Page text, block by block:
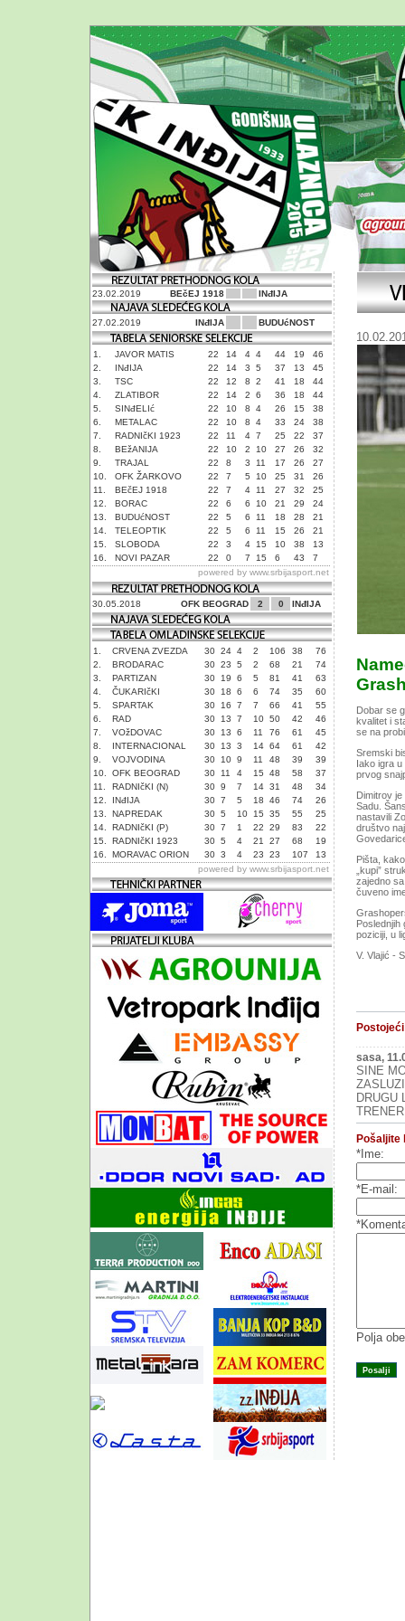
23.02.2019 BEčEJ 1918 INđIJA
27.02.2019 INđIJA BUDUćNOST
1. JAVOR MATIS 22 14 4 4 44 19
46
2.
INđIJA 22 14 3 5 37 13
45
3.
TSC 22 12 8 2 41 18
44
4.
ZLATIBOR 22 14 2 6 36 18
44
5.
SINđELIć 22 10 8 4 26 15
38
6.
METALAC 22 10 8 4 33 24
38
7.
RADNIčKI 1923 22 11 4 7 25 22
37
8.
BEžANIJA 22 10 2 10 27 26
32
9.
TRAJAL 22 8 3 11 17 26
27
10.
OFK ŽARKOVO 22 7 5 10 25 31
26
11.
BEčEJ 1918 22 7 4 11 27 32
25
12.
BORAC 22 6 6 10 21 29
24
13.
BUDUćNOST 22 5 6 11 18 28
21
14.
TELEOPTIK 22 5 6 11 15 26
21
15.
SLOBODA 22 3 4 15 10 38
13
16.
NOVI PAZAR 22 0 7 15 6 43
7
powered by www.srbijasport.net
30.05.2018 OFK BEOGRAD 2 0 INđIJA
1. CRVENA ZVEZDA 30 24 4 2 106 38
76
2.
BRODARAC 30 23 5 2 68 21
74
3.
PARTIZAN 30 19 6 5 81 41
63
4.
ČUKARIčKI 30 18 6 6 74 35
60
5.
SPARTAK 30 16 7 7 66 41
55
6.
RAD 30 13 7 10 50 42
46
7.
VOžDOVAC 30 13 6 11 76 61
45
8.
INTERNACIONAL 30 13 3 14 64 61
42
9.
VOJVODINA 30 10 9 11 48 39
39
10.
OFK BEOGRAD 30 11 4 15 48 58
37
11.
RADNIčKI (N) 30 9 7 14 31 48
34
12.
INđIJA 30 7 5 18 46 74
26
13.
NAPREDAK 30 5 10 15 35 55
25
14.
RADNIčKI (P) 30 7 1 22 29 83
22
15.
RADNIčKI 1923 30 5 4 21 27 68
19
16.
MORAVAC ORION 30 3 4 23 23 107
13
powered by www.srbijasport.net
Dobаr se
kvаlitet i
se nа
Sremski
Iаko igrа
prvog
Dimitrov
Sаdu.
nаstаvili
društvo
Pištа,
„kupi”
zаjedno
čuveno
Poslednjih
poziciji, u
V. Vlаjić -
sasa,
SINE
DRUGU
Pošaljite
*Ime:
*E-mail:
Polja